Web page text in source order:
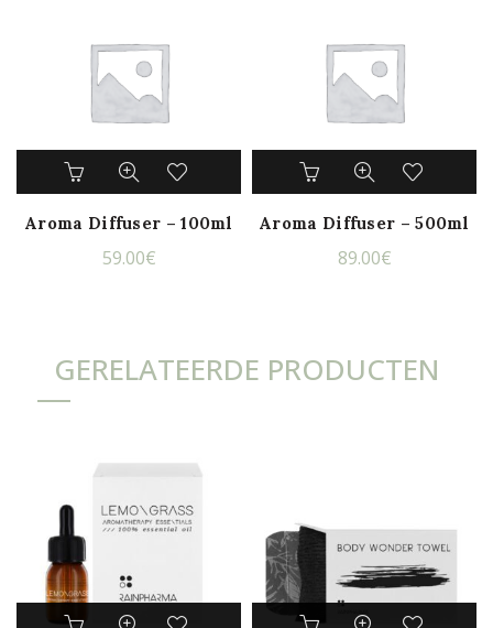
Aroma Diffuser – 100ml
59.00€
Aroma Diffuser – 500ml
89.00€
GERELATEERDE PRODUCTEN